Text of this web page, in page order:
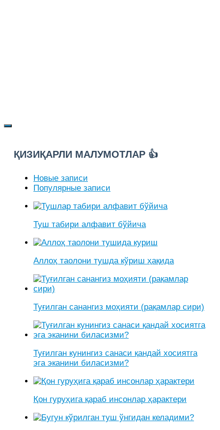
ҚИЗИҚАРЛИ МАЛУМОТЛАР 👍
Новые записи
Популярные записи
Туш табири алфавит бўйича
Аллоҳ таолони тушда кўриш ҳақида
Туғилган санангиз моҳияти (рақамлар сири)
Туғилган кунингиз санаси қандай хосиятга
эга эканини биласизми?
Қон гуруҳига қараб инсонлар ҳарактери